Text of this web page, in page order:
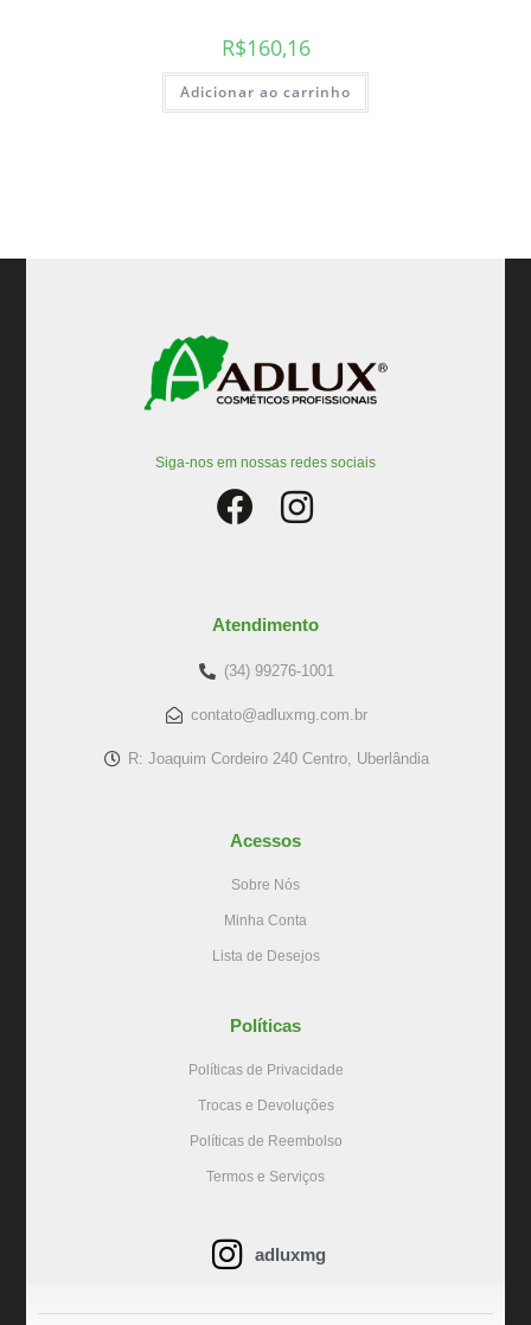
R$160,16
Adicionar ao carrinho
Siga-nos em nossas redes sociais
Atendimento
(34) 99276-1001
contato@adluxmg.com.br
R: Joaquim Cordeiro 240 Centro, Uberlândia
Acessos
Sobre Nós
Minha Conta
Lista de Desejos
Políticas
Políticas de Privacidade
Trocas e Devoluções
Políticas de Reembolso
Termos e Serviços
adluxmg